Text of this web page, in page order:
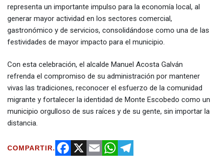
representa un importante impulso para la economía local, al
generar mayor actividad en los sectores comercial,
gastronómico y de servicios, consolidándose como una de las
festividades de mayor impacto para el municipio.
Con esta celebración, el alcalde Manuel Acosta Galván
refrenda el compromiso de su administración por mantener
vivas las tradiciones, reconocer el esfuerzo de la comunidad
migrante y fortalecer la identidad de Monte Escobedo como un
municipio orgulloso de sus raíces y de su gente, sin importar la
distancia.
COMPARTIR.